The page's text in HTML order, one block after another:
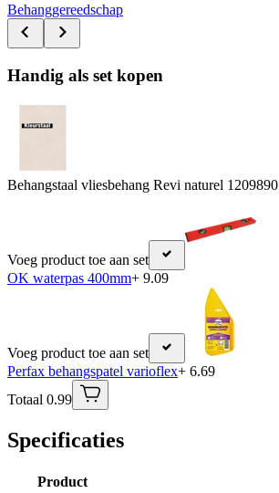
Behanggereedschap
Handig als set kopen
Behangstaal vliesbehang Revi naturel 120989
Voeg product toe aan set
OK waterpas 400mm+ 9.09
Voeg product toe aan set
Perfax behangspatel varioflex+ 6.69
Totaal 0.99
Specificaties
Product